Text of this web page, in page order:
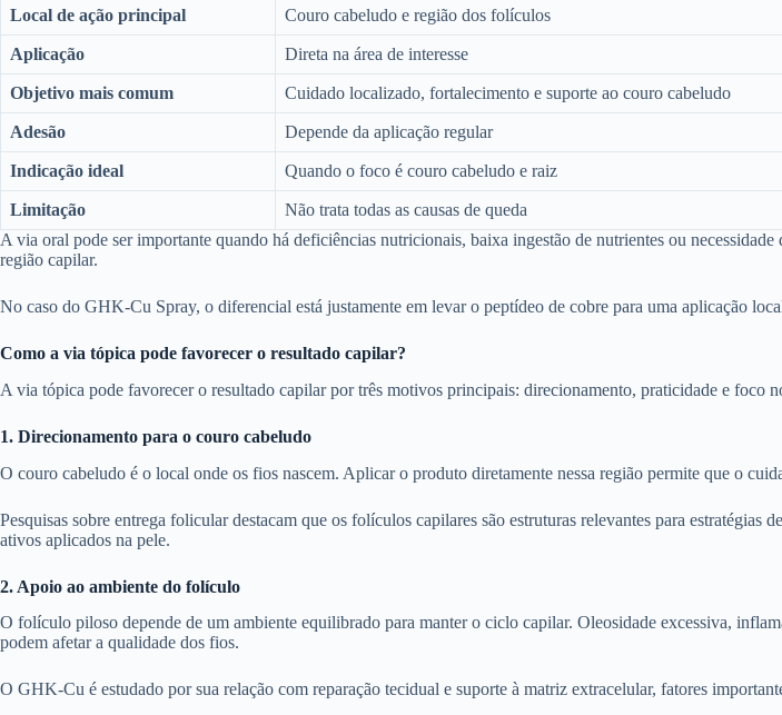
Local de ação principal Couro cabeludo e região dos folículos
Aplicação Direta na área de interesse
Objetivo mais comum Cuidado localizado, fortalecimento e suporte ao couro cabeludo
Adesão Depende da aplicação regular
Indicação ideal Quando o foco é couro cabeludo e raiz
Limitação Não trata todas as causas de queda
A via oral pode ser importante quando há deficiências nutricionais, baixa ingestão de nutrientes ou
região capilar.
No caso do GHK-Cu Spray, o diferencial está justamente em levar o peptídeo de cobre para uma aplicação
Como a via tópica pode favorecer o resultado capilar?
A via tópica pode favorecer o resultado capilar por três motivos principais: direcionamento, praticidade e foco
1. Direcionamento para o couro cabeludo
O couro cabeludo é o local onde os fios nascem. Aplicar o produto diretamente nessa região permite que o
Pesquisas sobre entrega folicular destacam que os folículos capilares são estruturas relevantes para
ativos aplicados na pele.
2. Apoio ao ambiente do folículo
O folículo piloso depende de um ambiente equilibrado para manter o ciclo capilar. Oleosidade excessiva,
podem afetar a qualidade dos fios.
O GHK-Cu é estudado por sua relação com reparação tecidual e suporte à matriz extracelular, fatores